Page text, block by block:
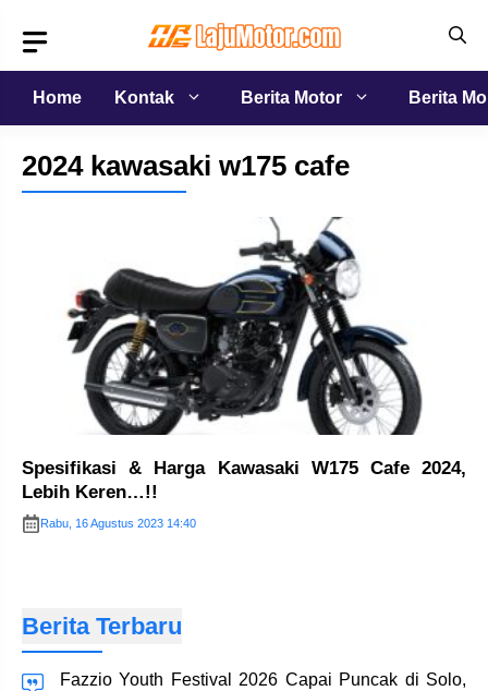
isi
Home
Kontak Berita Motor Berita
2024 kawasaki w175 cafe
Spesifikasi & Harga Kawasaki W175 Cafe 2024,
Lebih Keren…!!
Rabu, 16 Agustus 2023 14:40
Berita Terbaru
Fazzio Youth Festival 2026 Capai Puncak di Solo,